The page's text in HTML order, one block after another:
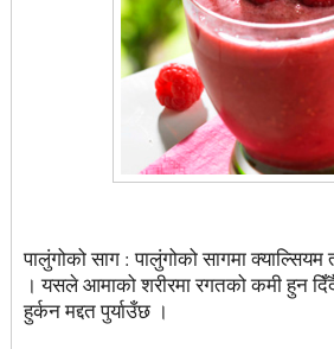
पालुंगोको साग : पालुंगोको सागमा
। यसले आमाको शरीरमा रगतको कमी हुन
हुर्कन मद्दत पुर्याउँछ ।